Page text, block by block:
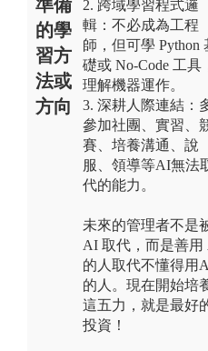
準備
的學
習方
法或
方向
2. 跨域學習程式邏
輯：不必成為工程
師，但可學 Python
礎或 No-Code 工具
理解機器運作。
3. 深耕人際連結：
參加社團、實習、
賽、培養溝通、說
服、領導等AI無法
代的能力。
未來的管理者不是
AI 取代，而是善用
的人取代不懂得用
的人。現在開始培
這五力，就是最好
投資！